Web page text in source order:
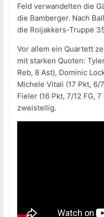
Feld verwandelten die
die Bamberger. Nach
die Roijakkers-Truppe
Vor allem ein Quartett
mit starken Quoten:
Reb, 8 Ast), Dominic
Michele Vitali (17 Pkt, 6/
Fieler (16 Pkt, 7/12 FG,
zweistellig.